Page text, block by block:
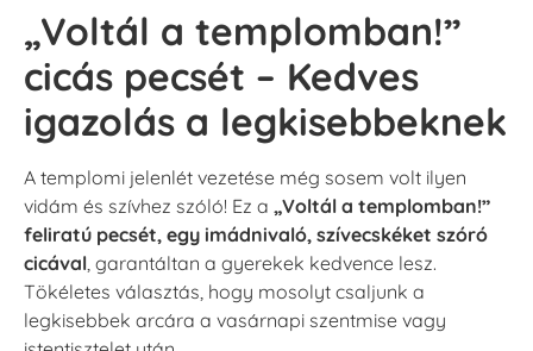
„Voltál a templomban!”
cicás pecsét – Kedves
igazolás a legkisebbeknek
A templomi jelenlét vezetése még sosem volt ilyen
vidám és szívhez szóló! Ez a „Voltál a templomban!”
feliratú pecsét, egy imádnivaló, szívecskéket szóró
cicával, garantáltan a gyerekek kedvence lesz.
Tökéletes választás, hogy mosolyt csaljunk a
legkisebbek arcára a vasárnapi szentmise vagy